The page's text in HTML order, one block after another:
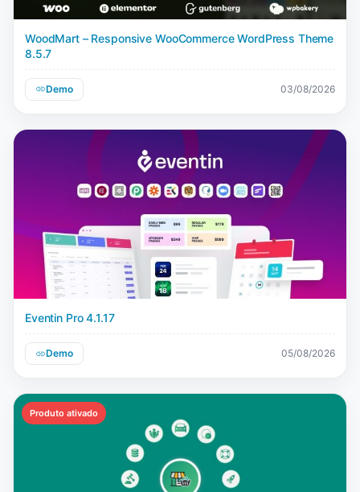
WoodMart – Responsive WooCommerce WordPress Theme
8.5.7
Demo 03/08/2026
Eventin Pro 4.1.17
Demo 05/08/2026
Produto ativado